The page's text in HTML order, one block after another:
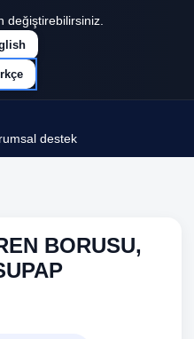
değiştirebilirsiniz.
destek
BORUSU,